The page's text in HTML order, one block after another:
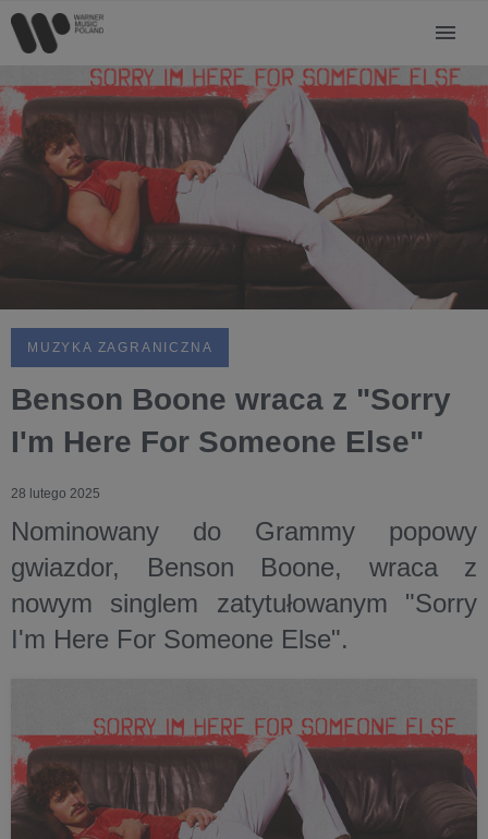
MUZYKA ZAGRANICZNA
Benson Boone wraca z "Sorry
I'm Here For Someone Else"
28 lutego 2025
Nominowany do Grammy popowy
gwiazdor, Benson Boone, wraca z
nowym singlem zatytułowanym "Sorry
I'm Here For Someone Else".